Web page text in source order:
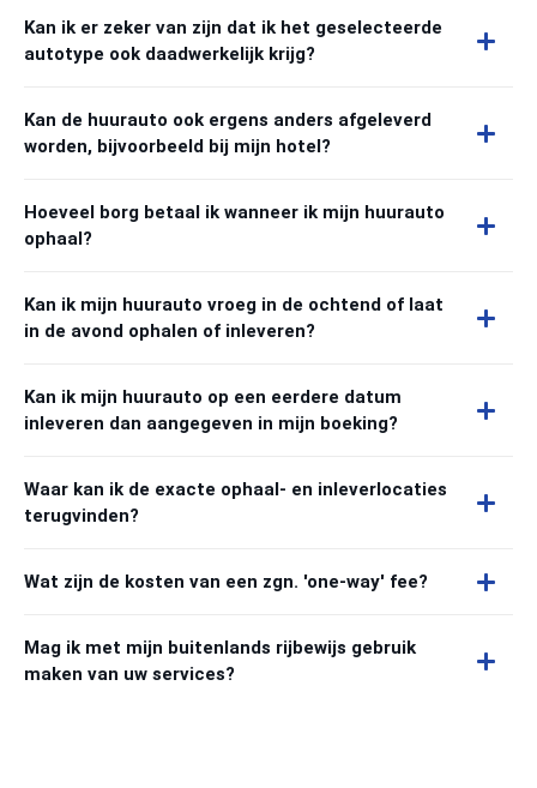
Kan ik er zeker van zijn dat ik het geselecteerde
autotype ook daadwerkelijk krijg?
Kan de huurauto ook ergens anders afgeleverd
worden, bijvoorbeeld bij mijn hotel?
Hoeveel borg betaal ik wanneer ik mijn huurauto
ophaal?
Kan ik mijn huurauto vroeg in de ochtend of laat
in de avond ophalen of inleveren?
Kan ik mijn huurauto op een eerdere datum
inleveren dan aangegeven in mijn boeking?
Waar kan ik de exacte ophaal- en inleverlocaties
terugvinden?
Wat zijn de kosten van een zgn. 'one-way' fee?
Mag ik met mijn buitenlands rijbewijs gebruik
maken van uw services?